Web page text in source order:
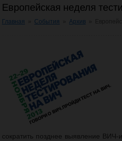
Европейская неделя
Главная События Архив
сократить позднее выявление